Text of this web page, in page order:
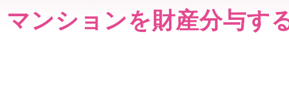
ベトナム進出支援相談サイト
離婚問題 刑事事件
マンションを財産分与す